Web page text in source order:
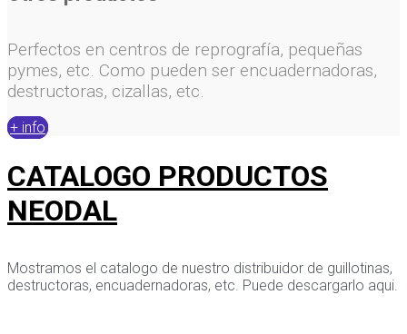
Perfectos en centros de reprografía, pequeñas
pymes, etc. Como pueden ser encuadernadoras,
destructoras, cizallas, etc.
+ info
CATALOGO PRODUCTOS
NEODAL
Mostramos el catalogo de nuestro distribuidor de guillotinas,
destructoras, encuadernadoras, etc. Puede descargarlo aqui.